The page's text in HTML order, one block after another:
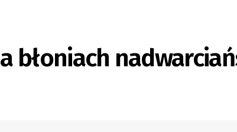
błoniach